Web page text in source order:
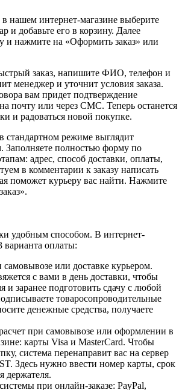
нашем интернет-магазине выберите
и добавьте его в корзину. Далее
и нажмите на «Оформить заказ» или
заказ, напишите ФИО, телефон и
менеджер и уточнит условия заказа.
вам придет подтверждение
почту или через СМС. Теперь останется
и радоваться новой покупке.
стандартном режиме выглядит
Заполняете полностью форму по
адрес, способ доставки, оплаты,
в комментарии к заказу написать
поможет курьеру вас найти. Нажмите
удобным способом. В интернет-
варианта оплаты:
или доставке курьером.
с вами в день доставки, чтобы
и заранее подготовить сдачу с любой
товаросопроводительные
денежные средства, получаете
при самовывозе или оформлении в
карты Visa и MasterCard. Чтобы
система перенаправит вас на сервер
Здесь нужно ввести номер карты, срок
держателя.
при онлайн-заказе: PayPal,